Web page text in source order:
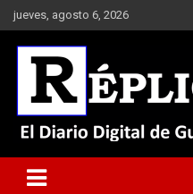
Saltar
al
contenido
jueves, agosto 6, 2026
Réplica